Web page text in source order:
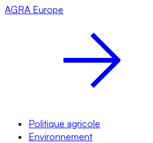
AGRA Europe
Politique agricole
Environnement